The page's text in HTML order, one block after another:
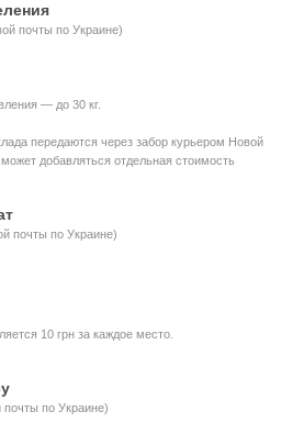
почты по Украине)
— до 30 кг.
передаются через забор курьером Новой
добавляться отдельная стоимость
почты по Украине)
10 грн за каждое место.
по Украине)